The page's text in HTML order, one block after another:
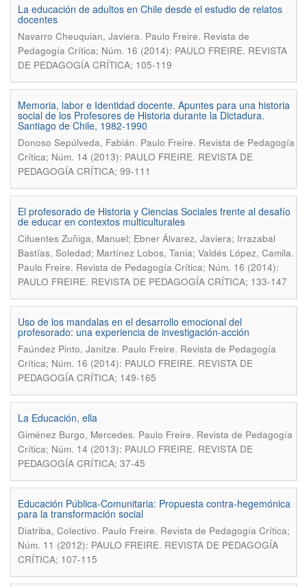
La educación de adultos en Chile desde el estudio de relatos
docentes
Navarro Cheuquian, Javiera. Paulo Freire. Revista de
Pedagogía Crítica; Núm. 16 (2014): PAULO FREIRE. REVISTA
DE PEDAGOGÍA CRÍTICA; 105-119
Memoria, labor e Identidad docente. Apuntes para una historia
social de los Profesores de Historia durante la Dictadura.
Santiago de Chile, 1982-1990
Donoso Sepúlveda, Fabián. Paulo Freire. Revista de Pedagogía
Crítica; Núm. 14 (2013): PAULO FREIRE. REVISTA DE
PEDAGOGÍA CRÍTICA; 99-111
El profesorado de Historia y Ciencias Sociales frente al desafío
de educar en contextos multiculturales
Cifuentes Zuñiga, Manuel; Ebner Álvarez, Javiera; Irrazabal
Bastías, Soledad; Martínez Lobos, Tania; Valdés López, Camila.
Paulo Freire. Revista de Pedagogía Crítica; Núm. 16 (2014):
PAULO FREIRE. REVISTA DE PEDAGOGÍA CRÍTICA; 133-147
Uso de los mandalas en el desarrollo emocional del
profesorado: una experiencia de investigación-acción
Faúndez Pinto, Janitze. Paulo Freire. Revista de Pedagogía
Crítica; Núm. 16 (2014): PAULO FREIRE. REVISTA DE
PEDAGOGÍA CRÍTICA; 149-165
La Educación, ella
Giménez Burgo, Mercedes. Paulo Freire. Revista de Pedagogía
Crítica; Núm. 14 (2013): PAULO FREIRE. REVISTA DE
PEDAGOGÍA CRÍTICA; 37-45
Educación Pública-Comunitaria: Propuesta contra-hegemónica
para la transformación social
Diatriba, Colectivo. Paulo Freire. Revista de Pedagogía Crítica;
Núm. 11 (2012): PAULO FREIRE. REVISTA DE PEDAGOGÍA
CRÍTICA; 107-115